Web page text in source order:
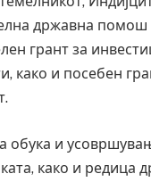
државна помош
грант за
како и посебен
и
како и редица
AUGUST 7, 2026